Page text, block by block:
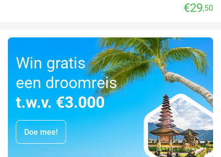
€29,50
Win gratis
een droomreis
t.w.v. €3.000
Doe mee!